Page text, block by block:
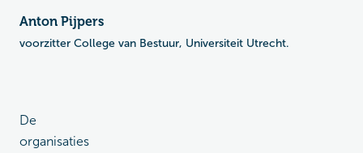
Anton Pijpers
voorzitter College van Bestuur, Universiteit Utrecht.
De
organisaties